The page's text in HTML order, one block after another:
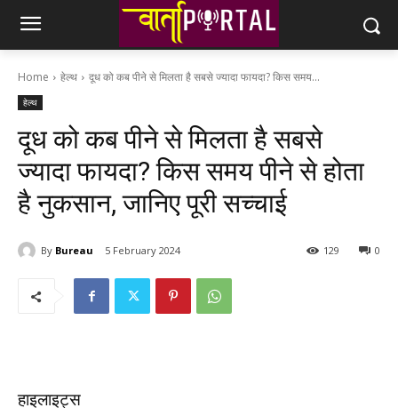
Home हेल्थ दूध को कब पीने से मिलता है सबसे ज्यादा फायदा? किस समय...
हेल्थ
दूध को कब पीने से मिलता है सबसे
ज्यादा फायदा? किस समय पीने से होता
है नुकसान, जानिए पूरी सच्चाई
By Bureau 5 February 2024 0
129
हाइलाइट्स